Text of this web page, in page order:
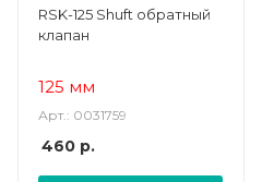
RSK-125 Shuft обратный
клапан
125 мм
Арт.: 0031759
460р.